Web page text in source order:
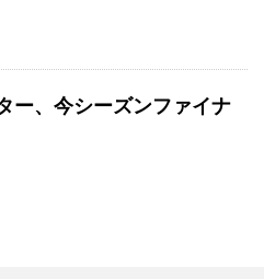
ー、今シーズンファイナ